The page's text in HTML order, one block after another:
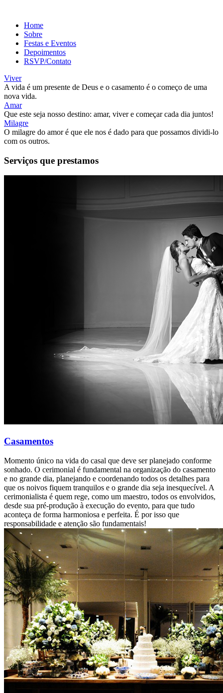
Home
Sobre
Festas e Eventos
Depoimentos
RSVP/Contato
Viver
A vida é um presente de Deus e o casamento é o começo de uma
nova vida.
Amar
Que este seja nosso destino: amar, viver e começar cada dia juntos!
Milagre
O milagre do amor é que ele nos é dado para que possamos dividi-lo
com os outros.
Serviços que prestamos
Casamentos
Momento único na vida do casal que deve ser planejado conforme
sonhado. O cerimonial é fundamental na organização do casamento
e no grande dia, planejando e coordenando todos os detalhes para
que os noivos fiquem tranquilos e o grande dia seja inesquecível. A
cerimonialista é quem rege, como um maestro, todos os envolvidos,
desde sua pré-produção à execução do evento, para que tudo
aconteça de forma harmoniosa e perfeita. É por isso que
responsabilidade e atenção são fundamentais!